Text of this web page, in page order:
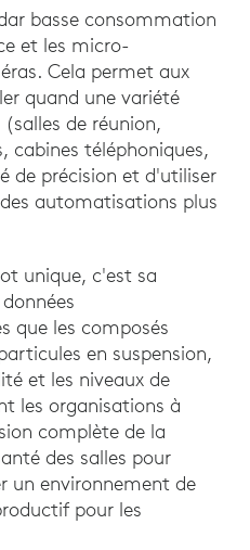
basse consommation
et les micro-
Cela permet aux
quand une variété
de réunion,
cabines téléphoniques,
de précision et d'utiliser
automatisations plus
unique, c'est sa
que les composés
en suspension,
et les niveaux de
les organisations à
complète de la
des salles pour
un environnement de
pour les